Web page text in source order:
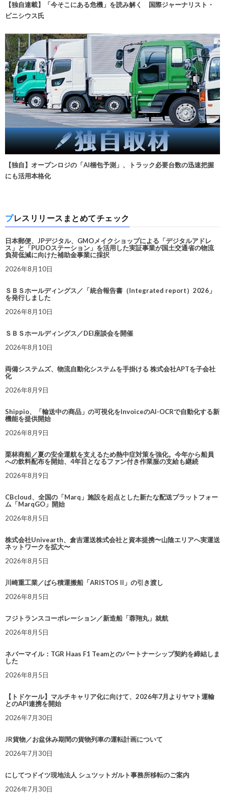
【独自連載】「今そこにある危機」を読み解く 国際ジャーナリスト・
ビニシウス氏
【独自】オープンロジの「AI梱包予測」、トラック必要台数の迅速把握
にも活用本格化
プレスリリースまとめてチェック
日本郵便、JPデジタル、GMOメイクショップによる「デジタルアドレ
ス」と「PUDOステーション」を活用した実証事業が国土交通省の物流
負荷低減に向けた補助金事業に採択
2026年8月10日
ＳＢＳホールディングス／「統合報告書（Integrated report）2026」
を発行しました
2026年8月10日
ＳＢＳホールディングス／DEI座談会を開催
2026年8月10日
両備システムズ、物流自動化システムを手掛ける 株式会社APTを子会社
化
2026年8月9日
Shippio、「輸送中の商品」の可視化をInvoiceのAI-OCRで自動化する新
機能を提供開始
2026年8月9日
栗林商船／夏の安全運航を支えるため熱中症対策を強化。今年から船員
への飲料配布を開始、4年目となるファン付き作業服の支給も継続
2026年8月9日
CBcloud、全国の「Marq」施設を起点とした新たな配送プラットフォー
ム「MarqGO」開始
2026年8月5日
株式会社Univearth、倉吉運送株式会社と資本提携〜山陰エリアへ実運送
ネットワークを拡大〜
2026年8月5日
川崎重工業／ばら積運搬船「ARISTOS II」の引き渡し
2026年8月5日
フジトランスコーポレーション／新造船「蓉翔丸」就航
2026年8月5日
ネバーマイル：TGR Haas F1 Teamとのパートナーシップ契約を締結しま
した
2026年8月5日
【トドケール】マルチキャリア化に向けて、2026年7月よりヤマト運輸
とのAPI連携を開始
2026年7月30日
JR貨物／お盆休み期間の貨物列車の運転計画について
2026年7月30日
にしてつドイツ現地法人 シュツットガルト事務所移転のご案内
2026年7月30日